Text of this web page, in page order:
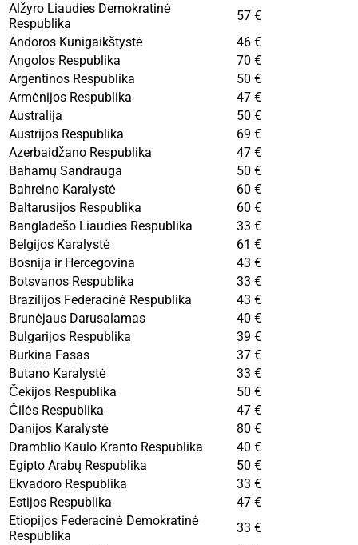
Alžyro Liaudies Demokratinė
Respublika
57 €
Andoros Kunigaikštystė
46 €
Angolos Respublika
70 €
Argentinos Respublika
50 €
Armėnijos Respublika
47 €
Australija
50 €
Austrijos Respublika
69 €
Azerbaidžano Respublika
47 €
Bahamų Sandrauga
50 €
Bahreino Karalystė
60 €
Baltarusijos Respublika
60 €
Bangladešo Liaudies Respublika
33 €
Belgijos Karalystė
61 €
Bosnija ir Hercegovina
43 €
Botsvanos Respublika
33 €
Brazilijos Federacinė Respublika
43 €
Brunėjaus Darusalamas
40 €
Bulgarijos Respublika
39 €
Burkina Fasas
37 €
Butano Karalystė
33 €
Čekijos Respublika
50 €
Čilės Respublika
47 €
Danijos Karalystė
80 €
Dramblio Kaulo Kranto Respublika
40 €
Egipto Arabų Respublika
50 €
Ekvadoro Respublika
33 €
Estijos Respublika
47 €
Etiopijos Federacinė Demokratinė
Respublika
33 €